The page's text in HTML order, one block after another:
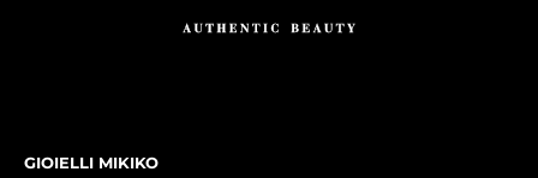
GIOIELLI MIKIKO